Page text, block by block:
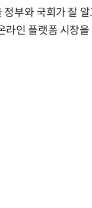
부와 국회가 잘
라인 플랫폼 시장